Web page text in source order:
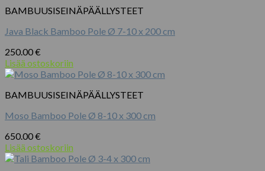
BAMBUUSISEINÄPÄÄLLYSTEET
Java Black Bamboo Pole Ø 7-10 x 200 cm
250.00€
Lisää ostoskoriin
BAMBUUSISEINÄPÄÄLLYSTEET
Moso Bamboo Pole Ø 8-10 x 300 cm
650.00€
Lisää ostoskoriin